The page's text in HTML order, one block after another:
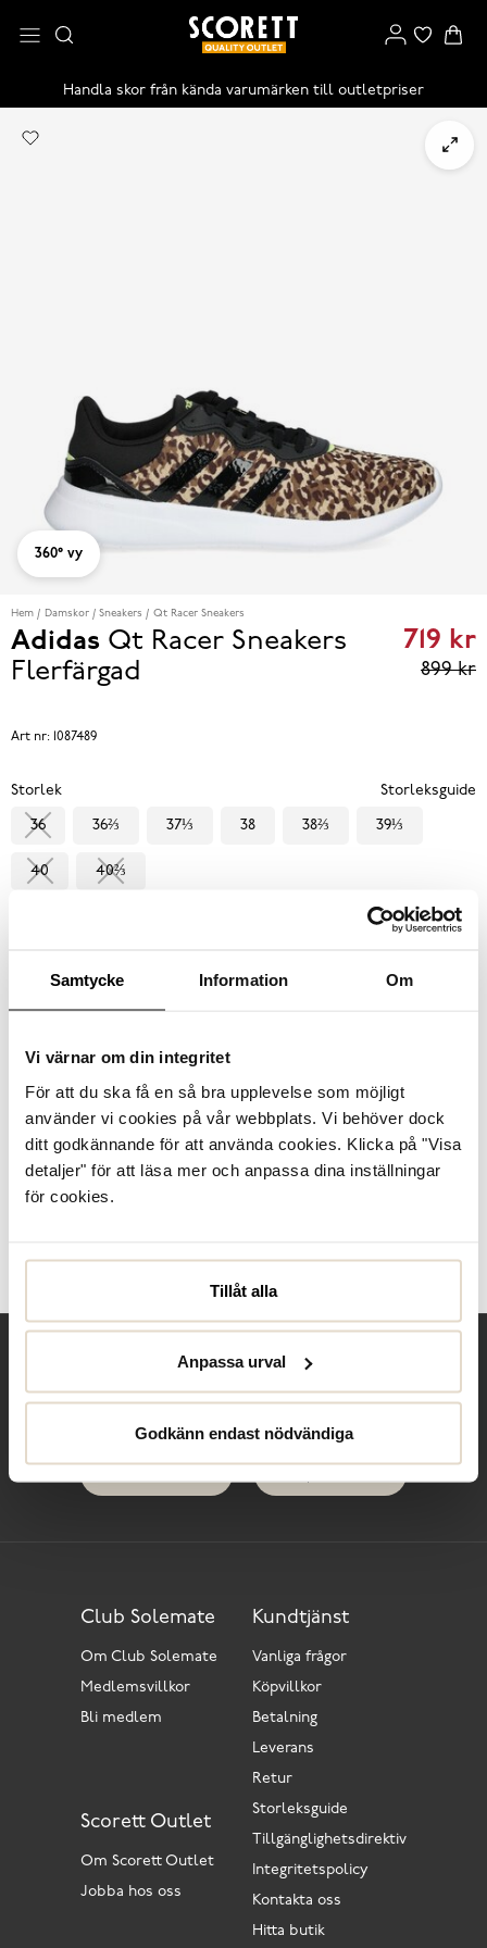
Samtycke Information Om
Vi värnar om din integritet
För att du ska få en så bra upplevelse som möjligt
använder vi cookies på vår webbplats. Vi behöver dock
ditt godkännande för att använda cookies. Klicka på "Visa
detaljer" för att läsa mer och anpassa dina inställningar
för cookies.
Tillåt alla
Anpassa urval
Godkänn endast nödvändiga
Handla skor från kända varumärken till outletpriser
360° vy
Hem Damskor Sneakers Qt Racer Sneakers
Adidas Qt Racer Sneakers
Flerfärgad
Current
719 kr
899 kr
Art nr: 1087489
Storlek Storleksguide
36 36⅔ 37⅓ 38 38⅔ 39⅓
40 40⅔
Se lagerstatus i butik
Produktbeskrivning
Specifikationer
Behöver du hjälp?
Kontakta oss Club Solemate
Kundtjänst
Vanliga frågor
Köpvillkor
Betalning
Leverans
Retur
Storleksguide
Tillgänglighetsdirektiv
Integritetspolicy
Kontakta oss
Hitta butik
Scorett Outlet
Om Scorett Outlet
Jobba hos oss
Club Solemate
Om Club Solemate
Medlemsvillkor
Bli medlem